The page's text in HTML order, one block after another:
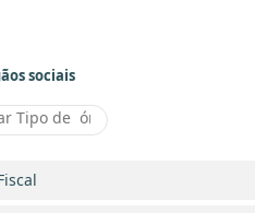
sociais